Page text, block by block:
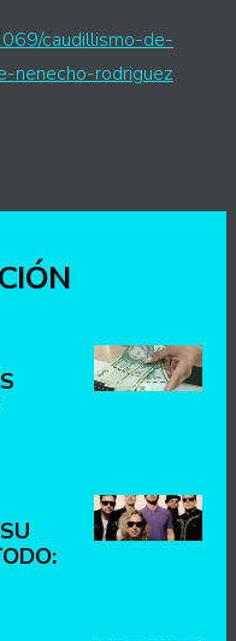
caudillismo-de-
nenecho-rodriguez